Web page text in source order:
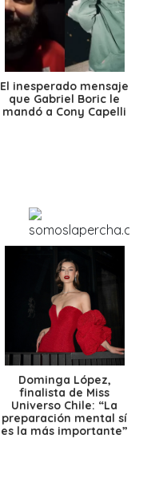
El inesperado mensaje
que Gabriel Boric le
mandó a Cony Capelli
Dominga López,
finalista de Miss
Universo Chile: “La
preparación mental sí
es la más importante”